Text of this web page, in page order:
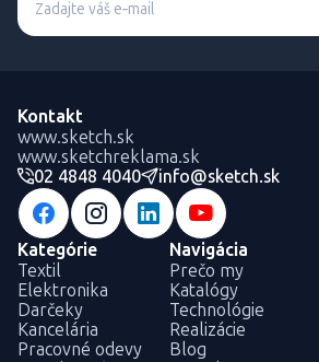
Kontakt
www.sketch.sk
www.sketchreklama.sk
02 4848 4040
info@sketch.sk
Kategórie
Textil
Elektronika
Darčeky
Kancelária
Pracovné odevy
Navigácia
Prečo my
Katalógy
Technológie
Realizácie
Blog